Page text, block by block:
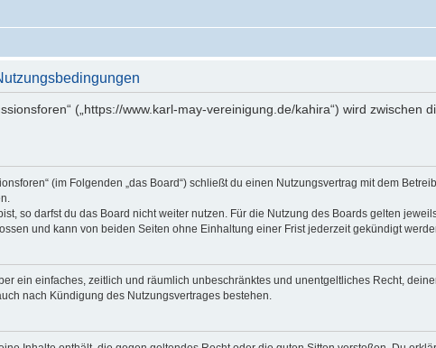
(„https://www.karl-may-vereinigung.de/kahira“) wird zwischen
(im Folgenden „das Board“) schließt du einen Nutzungsvertrag mit dem
so darfst du das Board nicht weiter nutzen. Für die Nutzung des Boards gelten
und kann von beiden Seiten ohne Einhaltung einer Frist jederzeit gekündigt
ein einfaches, zeitlich und räumlich unbeschränktes und unentgeltliches Recht,
nach Kündigung des Nutzungsvertrages bestehen.